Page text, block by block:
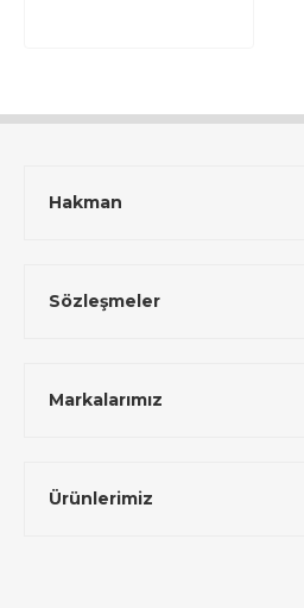
Hakman
Sözleşmeler
Markalarımız
Ürünlerimiz